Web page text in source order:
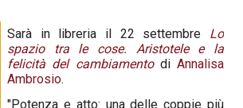
Sarà in libreria il 22 settembre Lo
spazio tra le cose. Aristotele e la
felicità del cambiamento di Annalisa
Ambrosio.
"Potenza e atto: una delle coppie più